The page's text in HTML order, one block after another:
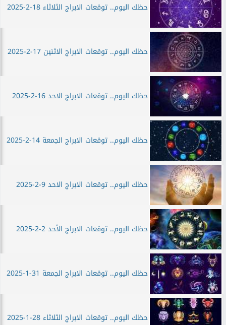
حظك اليوم.. توقعات الابراج الثلاثاء 18-2-2025
حظك اليوم.. توقعات الابراج الاثنين 17-2-2025
حظك اليوم.. توقعات الابراج الاحد 16-2-2025
حظك اليوم.. توقعات الابراج الجمعة 14-2-2025
حظك اليوم.. توقعات الابراج الاحد 9-2-2025
حظك اليوم.. توقعات الابراج الأحد 2-2-2025
حظك اليوم.. توقعات الابراج الجمعة 31-1-2025
حظك اليوم.. توقعات الابراج الثلاثاء 28-1-2025